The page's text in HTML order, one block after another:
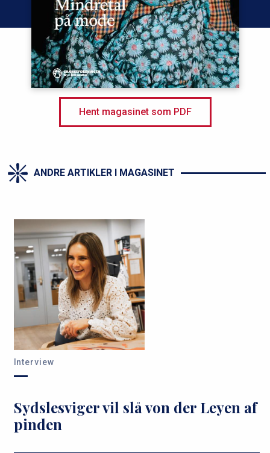
Hent magasinet som PDF
ANDRE ARTIKLER I MAGASINET
Interview
Sydslesviger vil slå von der Leyen af
pinden